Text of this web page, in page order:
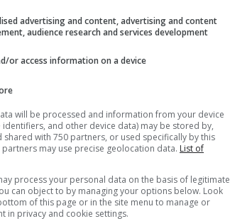
Meteorología
часа
за Билбао
advertising and content, advertising and content
audience research and services development
or access information on a device
will be processed and information from your device
identifiers, and other device data) may be stored by,
shared with 750 partners, or used specifically by this
partners may use precise geolocation data. List of
process your personal data on the basis of legitimate
can object to by managing your options below. Look
of this page or in the site menu to manage or
in privacy and cookie settings.